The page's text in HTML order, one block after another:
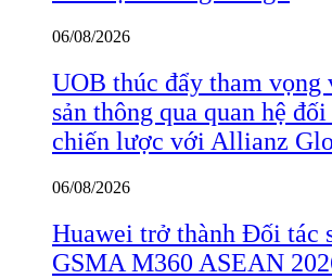
06/08/2026
UOB thúc đẩy tham vọng
sản thông qua quan hệ
chiến lược với Allianz
06/08/2026
Huawei trở thành Đối tác
GSMA M360 ASEAN